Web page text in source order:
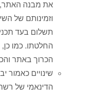
את מבנה האתר,
וזמינותם של
תשלום בעד
החלטתו. כמו
הכרוך באתר
שינויים כאמור
הדינאמי של רשת